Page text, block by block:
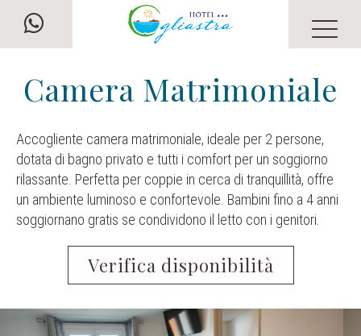
Camera Matrimoniale
Accogliente camera matrimoniale, ideale per 2 persone,
dotata di bagno privato e tutti i comfort per un soggiorno
rilassante. Perfetta per coppie in cerca di tranquillità, offre
un ambiente luminoso e confortevole. Bambini fino a 4 anni
soggiornano gratis se condividono il letto con i genitori.
Verifica disponibilità